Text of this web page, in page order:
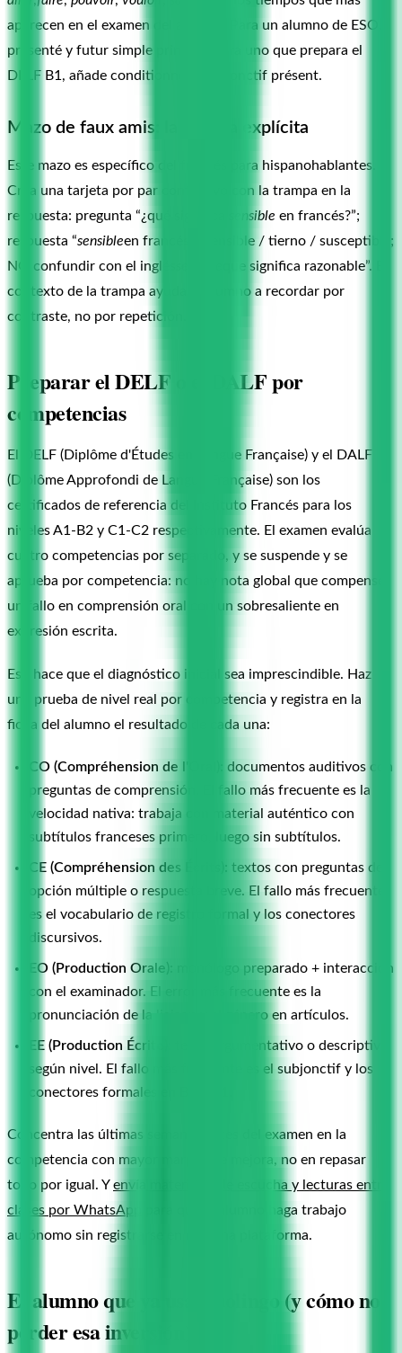
aparecen en el examen del alumno. Para un alumno de ESO,
presenté y futur simple primero. Para uno que prepara el
DELF B1, añade conditionnel y subjonctif présent.
Mazo de faux amis: la trampa explícita
Este mazo es específico del francés para hispanohablantes.
Crea una tarjeta por par conflictivo con la trampa en la
respuesta: pregunta “¿qué significa
sensible en francés?”;
respuesta “sensibleen francés = sensible / tierno / susceptible;
NO confundir con el inglés
que significa razonable”. El
contexto de la trampa ayuda al alumno a recordar por
contraste, no por repetición.
Preparar el DELF o el DALF por
competencias
El DELF (Diplôme d'Études en Langue Française) y el DALF
(Diplôme Approfondi de Langue Française) son los
certificados de referencia del Instituto Francés para los
niveles A1-B2 y C1-C2 respectivamente. El examen evalúa
cuatro competencias por separado, y se suspende y se
aprueba por competencia: no hay nota global que compense
un fallo en comprensión oral con un sobresaliente en
expresión escrita.
Eso hace que el diagnóstico inicial sea imprescindible. Haz
una prueba de nivel real por competencia y registra en la
ficha del alumno el resultado de cada una:
CO (Compréhension de l'Oral):
documentos auditivos con
preguntas de comprensión. El fallo más frecuente es la
velocidad nativa: trabaja con material auténtico con
subtítulos franceses primero, luego sin subtítulos.
CE (Compréhension des Écrits):
textos con preguntas de
opción múltiple o respuesta breve. El fallo más frecuente
es el vocabulario de registro formal y los conectores
discursivos.
EO (Production Orale):
monólogo preparado + interacción
con el examinador. El error más frecuente es la
pronunciación de la liaison y el género en artículos.
EE (Production Écrite):
texto argumentativo o descriptivo
según nivel. El fallo más frecuente es el subjonctif y los
conectores formales en B2 y C1.
Concentra las últimas semanas antes del examen en la
competencia con mayor margen de mejora, no en repasar
todo por igual. Y envía materiales de escucha y lecturas entre
clases por WhatsApp
para que el alumno haga trabajo
autónomo sin registrarse en ninguna plataforma.
El alumno que ya usa Duolingo (y cómo no
perder esa inversión)